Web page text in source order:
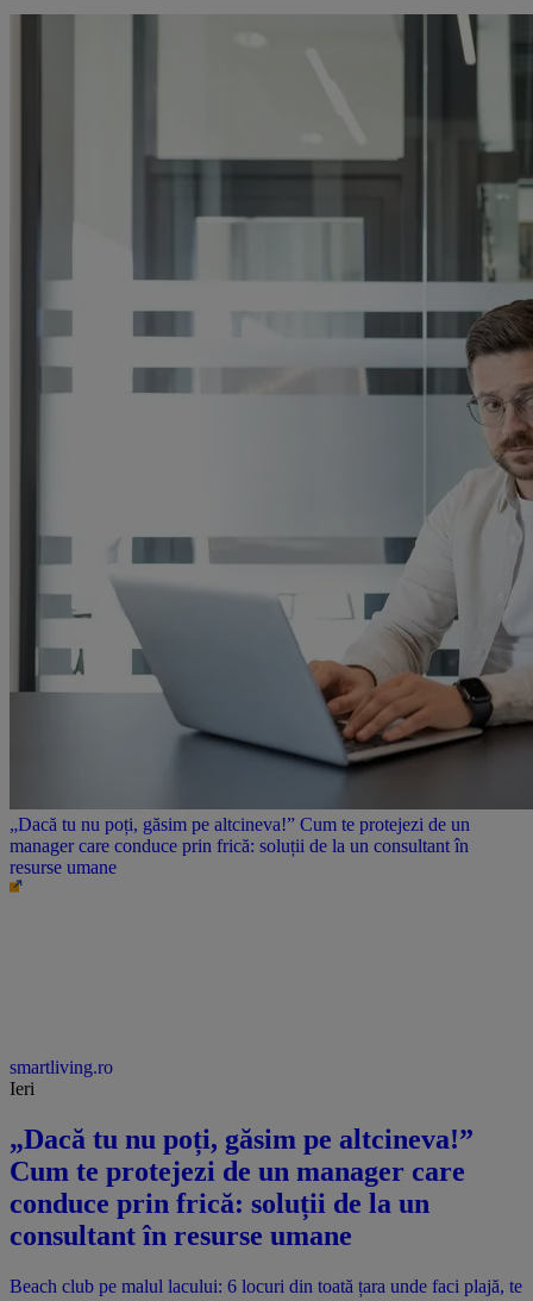
„Dacă tu nu poți, găsim pe altcineva!” Cum te protejezi de un
manager care conduce prin frică: soluții de la un consultant în
resurse umane
smartliving.ro
Ieri
„Dacă tu nu poți, găsim pe altcineva!”
Cum te protejezi de un manager care
conduce prin frică: soluții de la un
consultant în resurse umane
Beach club pe malul lacului: 6 locuri din toată țara unde faci plajă, te